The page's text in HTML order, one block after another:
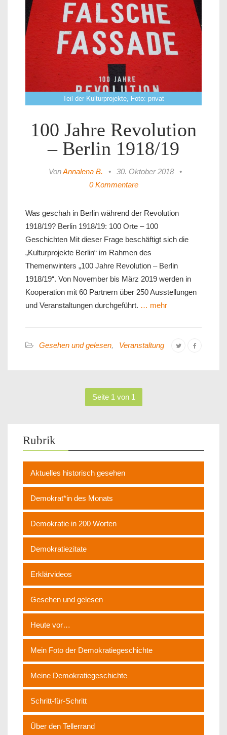
Teil der Kulturprojekte, Foto: privat
100 Jahre Revolution
– Berlin 1918/19
VonAnnalena B. • 30. Oktober 2018
•
0 Kommentare
Was geschah in Berlin während der Revolution
1918/19? Berlin 1918/19: 100 Orte – 100
Geschichten Mit dieser Frage beschäftigt sich die
„Kulturprojekte Berlin“ im Rahmen des
Themenwinters „100 Jahre Revolution – Berlin
1918/19“. Von November bis März 2019 werden in
Kooperation mit 60 Partnern über 250 Ausstellungen
und Veranstaltungen durchgeführt. … mehr
Gesehen und gelesen, Veranstaltung
Seite 1 von 1
Rubrik
Aktuelles historisch gesehen
Demokrat*in des Monats
Demokratie in 200 Worten
Demokratiezitate
Erklärvideos
Gesehen und gelesen
Heute vor…
Mein Foto der Demokratiegeschichte
Meine Demokratiegeschichte
Schritt-für-Schritt
Über den Tellerrand